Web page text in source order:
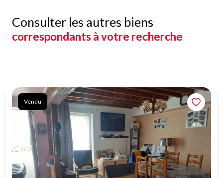
Consulter les autres biens
correspondants à votre recherche
Vendu